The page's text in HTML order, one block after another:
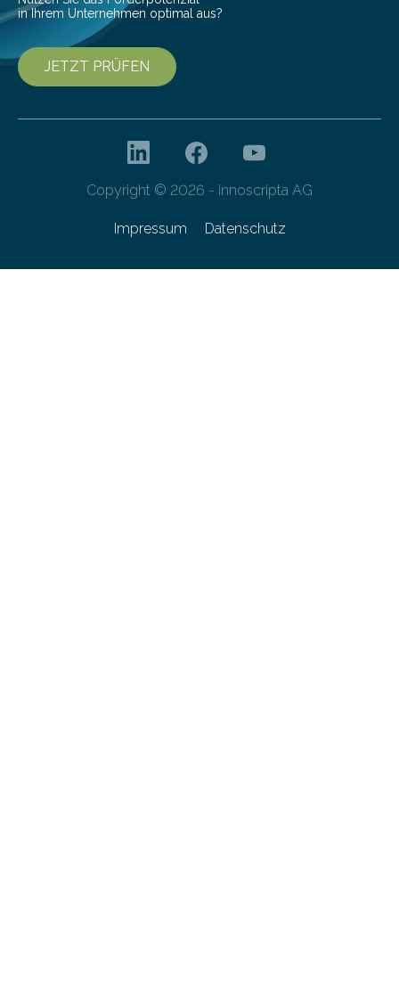
in Ihrem Unternehmen optimal aus?
JETZT PRÜFEN
Copyright © 2026 - innoscripta AG
Impressum Datenschutz